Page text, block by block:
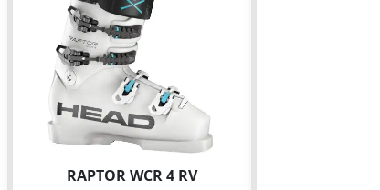
RAPTOR WCR 4 RV